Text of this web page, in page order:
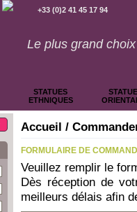
+33 (0)2 41 45 17 94
Le plus grand
STATUES
ETHNIQUES
Accueil /
FORMULAIRE DE
Veuillez remplir le
Dès réception de
meilleurs délais afin